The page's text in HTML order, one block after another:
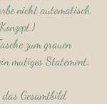
nicht automatisch
zum grauen
mutiges Statement.
Gesamtbild